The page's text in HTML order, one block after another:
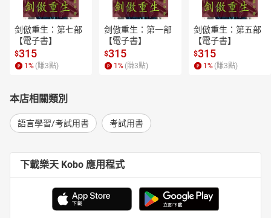
剑傲重生：第七部
【電子書】
$315
1 % (賺3點)
剑傲重生：第一部
【電子書】
$315
1 % (賺3點)
剑傲重生：第五部
【電子書】
$315
1 % (賺3點)
本店相關類別
語言學習/考試用書 考試用書
下載樂天 Kobo 應用程式